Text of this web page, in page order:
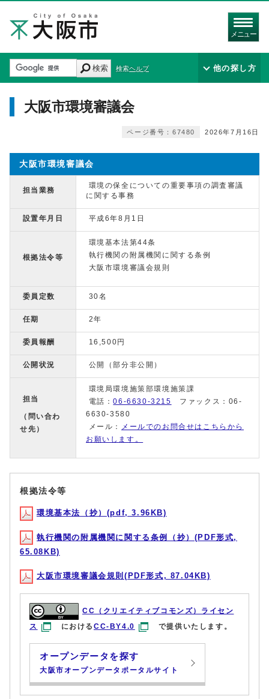
メニュー
検索 検索ヘルプ 他の探し方
大阪市環境審議会
2026年7月16日
ページ番号：67480
大阪市環境審議会
担当業務
環境の保全についての重要事項の調査審議
に関する事務
設置年月日 平成6年8月1日
根拠法令等
環境基本法第44条
執行機関の附属機関に関する条例
大阪市環境審議会規則
委員定数 30名
任期 2年
委員報酬 16,500円
公開状況 公開（部分非公開）
担当
（問い合わ
せ先）
環境局環境施策部環境施策課
電話：06-6630-3215
ファックス：06-
6630-3580
メール：
メールでのお問合せはこちらから
お願いします。
根拠法令等
環境基本法（抄）(pdf, 3.96KB)
執行機関の附属機関に関する条例（抄）(PDF形式,
65.08KB)
大阪市環境審議会規則(PDF形式, 87.04KB)
CC（クリエイティブコモンズ）ライセン
ス
におけるCC-BY4.0 で提供いたします。
オープンデータを探す
大阪市オープンデータポータルサイト